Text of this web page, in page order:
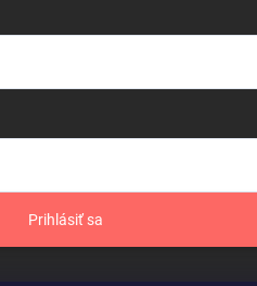
Prihlásiť sa